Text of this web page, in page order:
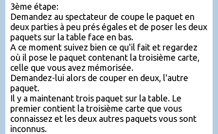
3ème étape:
Demandez au spectateur de coupe le paquet en
deux parties à peu prés égales et de poser les deux
paquets sur la table face en bas.
A ce moment suivez bien ce qu'il fait et regardez
où il pose le paquet contenant la troisième carte,
celle que vous avez mémorisée.
Demandez-lui alors de couper en deux, l'autre
paquet.
Il y a maintenant trois paquet sur la table. Le
premier contient la troisième carte que vous
connaissez et les deux autres paquets vous sont
inconnus.